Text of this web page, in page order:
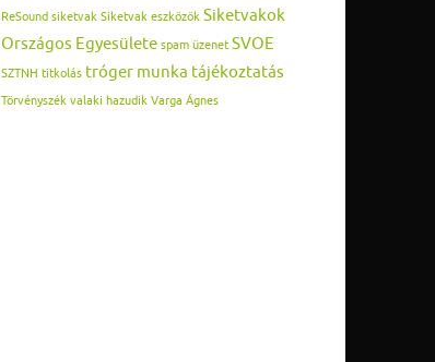
ReSound siketvak Siketvak eszközök Siketvakok
Országos Egyesülete spam üzenet SVOE
SZTNH titkolás tróger munka tájékoztatás
Törvényszék valaki hazudik Varga Ágnes